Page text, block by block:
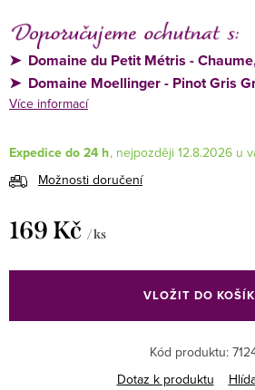
➤ Domaine du Petit Métris -
➤ Domaine Moellinger - Pinot Gris
Více informací
Expedice do 24 h
12.8.2026
Možnosti doručení
169 Kč / ks
cena:
VLOŽIT DO
Kód produktu:
Dotaz k produktu